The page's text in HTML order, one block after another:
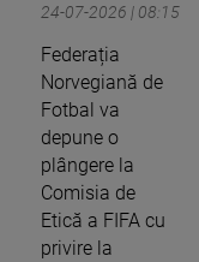
24-07-2026 | 08:15
Federația
Norvegiană de
Fotbal va
depune o
plângere la
Comisia de
Etică a FIFA cu
privire la